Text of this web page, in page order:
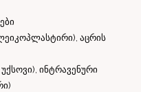
აცრის
ინტრავენური